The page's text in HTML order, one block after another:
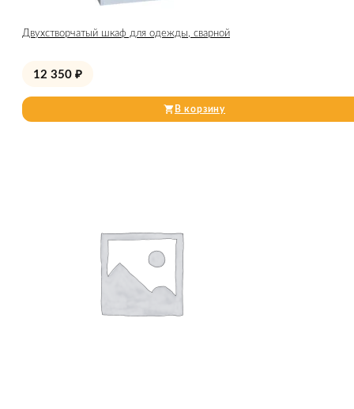
Двухстворчатый шкаф для одежды, сварной
12 350 ₽
В корзину